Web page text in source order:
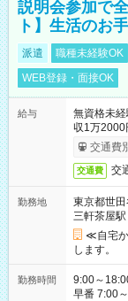
説明会参加で
ト】生活のお
派遣 職種未経験OK
WEB登録・面接OK
給与
無資格未
収1万2000
交通費
交通費 交
勤務地
東京都世田
三軒茶屋駅
≪自宅
します。
勤務時間
9:00～18:00（休憩60分）
早番 7:00～16:00